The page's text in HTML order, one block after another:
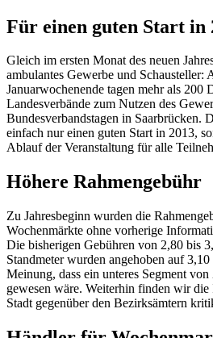
Für einen guten Start in
Gleich im ersten Monat des neuen
ambulantes Gewerbe und Schausteller:
Januarwochenende tagen mehr als 200
Landesverbände zum Nutzen des
Bundesverbandstagen in Saarbrücken.
einfach nur einen guten Start in 2013,
Ablauf der Veranstaltung für alle
Höhere Rahmengebühr
Zu Jahresbeginn wurden die
Wochenmärkte ohne vorherige
Die bisherigen Gebühren von 2,80 bis
Standmeter wurden angehoben auf
Meinung, dass ein unteres Segment
gewesen wäre. Weiterhin finden wir
Stadt gegenüber den Bezirksämtern